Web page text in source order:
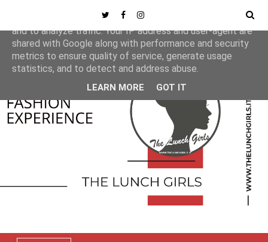
This site uses cookies from Google to deliver its services
and to analyze traffic. Your IP address and user-agent are
shared with Google along with performance and security
metrics to ensure quality of service, generate usage
statistics, and to detect and address abuse.
LEARN MORE GOT IT